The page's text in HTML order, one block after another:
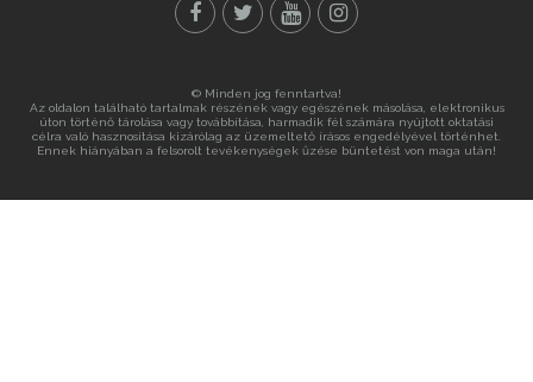
© Minden jog fenntartva!
Az oldalon található tartalmak részének vagy egészének másolása, elektronikus
úton történő tárolása vagy továbbítása, harmadik fél számára nyújtott oktatási
célra való hasznosítása kizárólag az üzemeltető írásos engedélyével történhet.
Ennek hiányában a felsorolt tevékenységek űzése büntetést von maga után!